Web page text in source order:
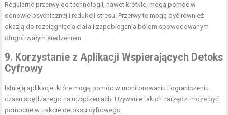
Regularne przerwy od technologii, nawet krótkie, mogą pomóc w
odnowie psychicznej i redukcji stresu. Przerwy te mogą być również
okazją do rozciągnięcia ciała i zapobiegania bólom spowodowanym
długotrwałym siedzeniem.
9. Korzystanie z Aplikacji Wspierających Detoks
Cyfrowy
Istnieją aplikacje, które mogą pomóc w monitorowaniu i ograniczeniu
czasu spędzanego na urządzeniach. Używanie takich narzędzi może być
pomocne w trakcie detoksu cyfrowego.